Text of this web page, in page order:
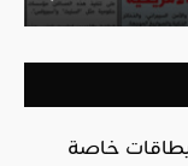
خاصة